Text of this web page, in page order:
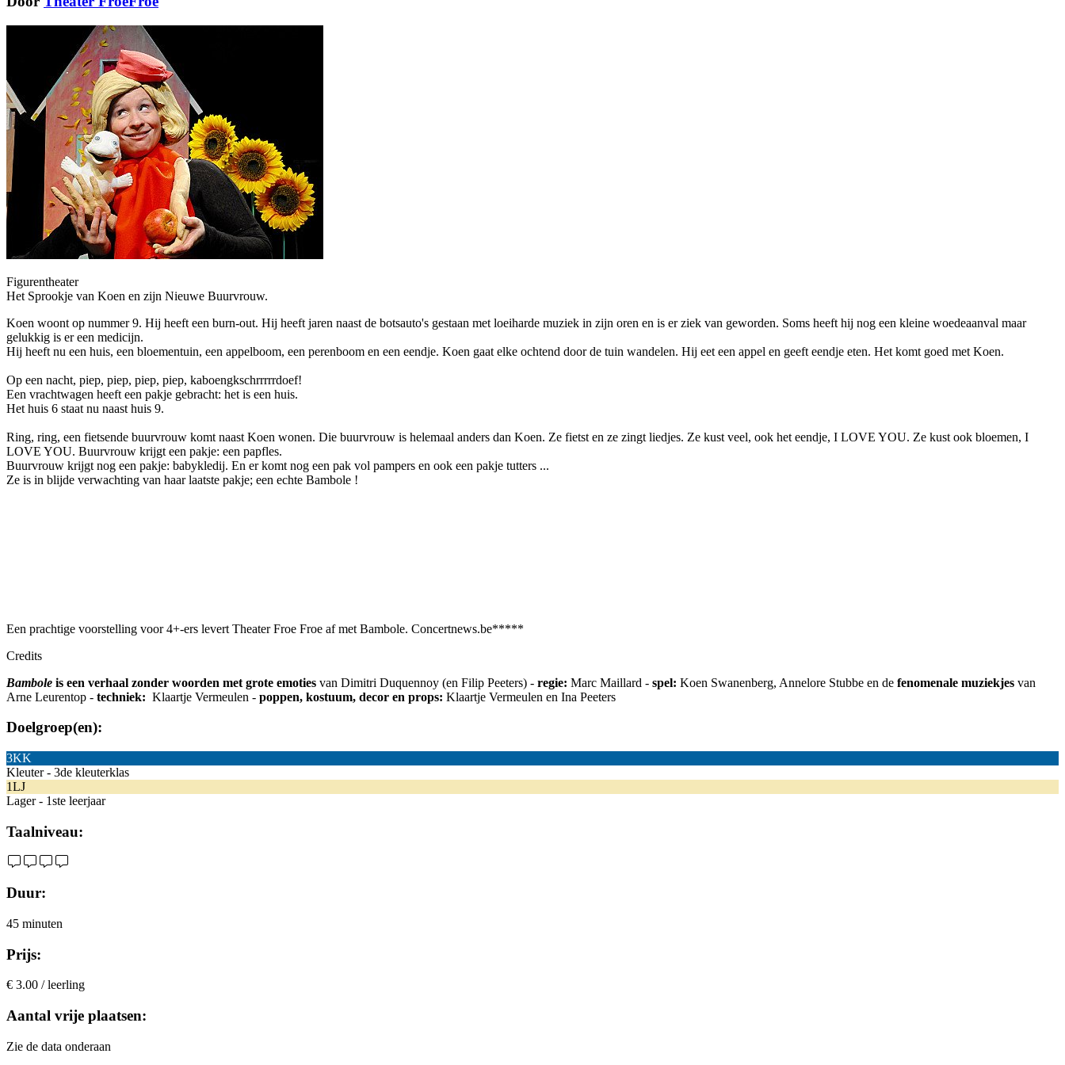
Figurentheater
Het Sprookje van Koen en zijn Nieuwe Buurvrouw.
Koen woont op nummer 9. Hij heeft een burn-out. Hij heeft jaren naast de botsauto's gestaan met loeiharde muziek in zijn oren en is er ziek van geworden. Soms heeft hij nog een kleine woedeaanval maar
gelukkig is er een medicijn.
Hij heeft nu een huis, een bloementuin, een appelboom, een perenboom en een eendje. Koen gaat elke ochtend door de tuin wandelen. Hij eet een appel en geeft eendje eten. Het komt goed met Koen.
Op een nacht, piep, piep, piep, piep, kaboengkschrrrrrdoef!
Een vrachtwagen heeft een pakje gebracht: het is een huis.
Het huis 6 staat nu naast huis 9.
Ring, ring, een fietsende buurvrouw komt naast Koen wonen. Die buurvrouw is helemaal anders dan Koen. Ze fietst en ze zingt liedjes. Ze kust veel, ook het eendje, I LOVE YOU. Ze kust ook bloemen, I
LOVE YOU. Buurvrouw krijgt een pakje: een papfles.
Buurvrouw krijgt nog een pakje: babykledij. En er komt nog een pak vol pampers en ook een pakje tutters ...
Ze is in blijde verwachting van haar laatste pakje; een echte Bambole !
Een prachtige voorstelling voor 4+-ers levert Theater Froe Froe af met Bambole. Concertnews.be*****
Credits
Bambole is een verhaal zonder woorden met grote emoties van Dimitri Duquennoy (en Filip Peeters) - regie: Marc Maillard - spel: Koen Swanenberg, Annelore Stubbe en de fenomenale muziekjes van
Arne Leurentop - techniek: Klaartje Vermeulen - poppen, kostuum, decor en props: Klaartje Vermeulen en Ina Peeters
Doelgroep(en):
3KK
Kleuter - 3de kleuterklas
1LJ
Lager - 1ste leerjaar
Taalniveau:
Duur:
45 minuten
Prijs:
€ 3.00 / leerling
Aantal vrije plaatsen:
Zie de data onderaan